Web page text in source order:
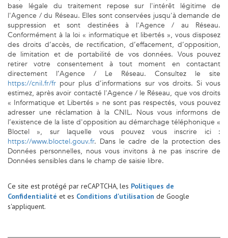
base légale du traitement repose sur l'intérêt légitime de
l'Agence / du Réseau. Elles sont conservées jusqu'à demande de
suppression et sont destinées à l'Agence / au Réseau.
Conformément à la loi « informatique et libertés », vous disposez
des droits d’accès, de rectification, d’effacement, d’opposition,
de limitation et de portabilité de vos données. Vous pouvez
retirer votre consentement à tout moment en contactant
directement l’Agence / Le Réseau. Consultez le site
https://cnil.fr/fr pour plus d’informations sur vos droits. Si vous
estimez, après avoir contacté l'Agence / le Réseau, que vos droits
« Informatique et Libertés » ne sont pas respectés, vous pouvez
adresser une réclamation à la CNIL. Nous vous informons de
l’existence de la liste d'opposition au démarchage téléphonique «
Bloctel », sur laquelle vous pouvez vous inscrire ici :
https://www.bloctel.gouv.fr. Dans le cadre de la protection des
Données personnelles, nous vous invitons à ne pas inscrire de
Données sensibles dans le champ de saisie libre.
Ce site est protégé par reCAPTCHA, les Politiques de
Confidentialité et es Conditions d'utilisation de Google
s'appliquent.